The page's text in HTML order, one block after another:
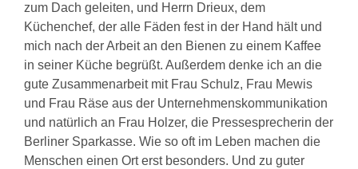
zum Dach geleiten, und Herrn Drieux, dem
Küchenchef, der alle Fäden fest in der Hand hält und
mich nach der Arbeit an den Bienen zu einem Kaffee
in seiner Küche begrüßt. Außerdem denke ich an die
gute Zusammenarbeit mit Frau Schulz, Frau Mewis
und Frau Räse aus der Unternehmenskommunikation
und natürlich an Frau Holzer, die Pressesprecherin der
Berliner Sparkasse. Wie so oft im Leben machen die
Menschen einen Ort erst besonders. Und zu guter